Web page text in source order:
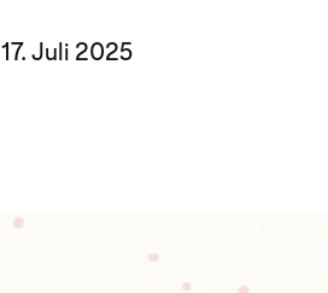
17. Juli 2025